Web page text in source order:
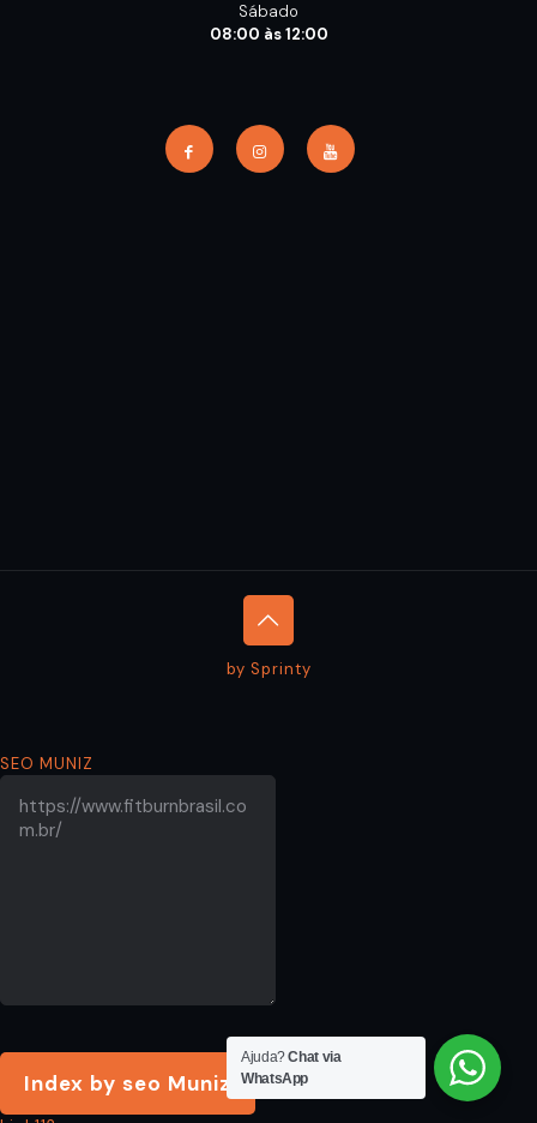
Sábado
08:00 às 12:00
by Sprinty
SEO MUNIZ
Ajuda?Chat via
WhatsApp